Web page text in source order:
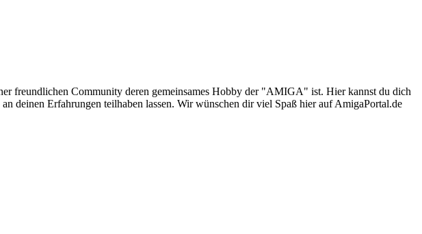
freundlichen Community deren gemeinsames Hobby der "AMIGA" ist. Hier kannst du dich
deinen Erfahrungen teilhaben lassen. Wir wünschen dir viel Spaß hier auf AmigaPortal.de